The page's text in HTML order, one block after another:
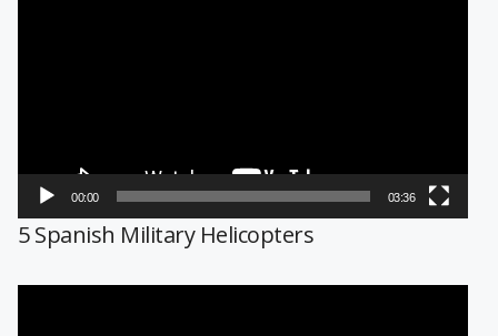
00:00 03:36
5 Spanish Military Helicopters